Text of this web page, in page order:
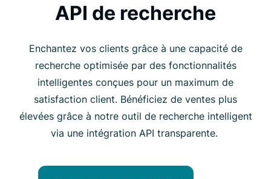
API de recherche
Enchantez vos clients grâce à une capacité de
recherche optimisée par des fonctionnalités
intelligentes conçues pour un maximum de
satisfaction client. Bénéficiez de ventes plus
élevées grâce à notre outil de recherche intelligent
via une intégration API transparente.